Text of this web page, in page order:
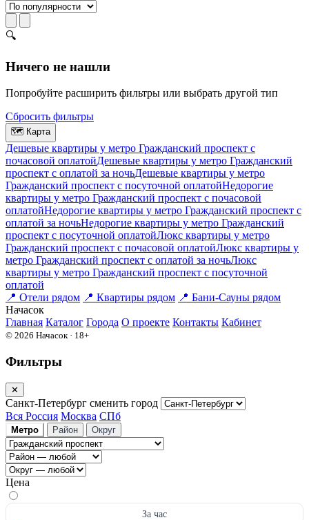
🔍
Ничего не нашли
Попробуйте расширить фильтры или выбрать другой тип
Сбросить фильтры
🗺 Карта
Дешевые квартиры у метро Гражданский проспект c
почасовой оплатойДешевые квартиры у метро Гражданский
проспект с оплатой за ночьДешевые квартиры у метро
Гражданский проспект c посуточной оплатойНедорогие
квартиры у метро Гражданский проспект c почасовой
оплатойНедорогие квартиры у метро Гражданский проспект с
оплатой за ночьНедорогие квартиры у метро Гражданский
проспект c посуточной оплатойЛюкс квартиры у метро
Гражданский проспект c почасовой оплатойЛюкс квартиры у
метро Гражданский проспект с оплатой за ночьЛюкс
квартиры у метро Гражданский проспект c посуточной
оплатой
📍 Отели рядом 📍 Квартиры рядом 📍 Бани-Сауны рядом
Начасок
Главная Каталог Города О проекте Контакты Кабинет
© 2026 Начасок · 18+
Фильтры
✕
Санкт-Петербург сменить город
Вся Россия Москва СПб
Метро Район Округ
Цена
За час